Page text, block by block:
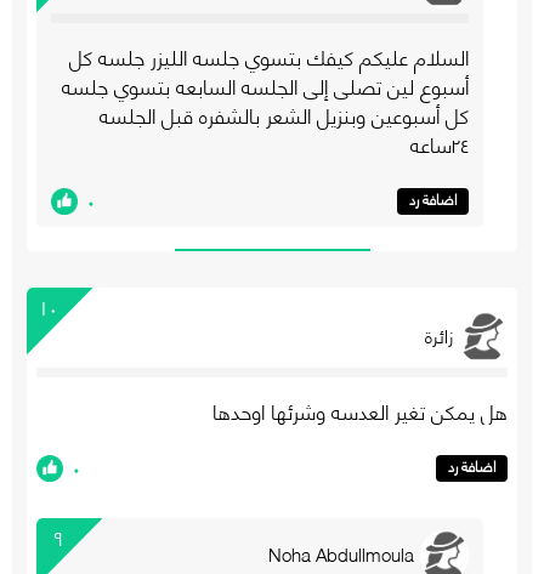
السلام عليكم كيفك بتسوي جلسه الليزر جلسه كل
أسبوع لين تصلى إلى الجلسه السابعه بتسوي جلسه
كل أسبوعين وبنزيل الشعر بالشفره قبل الجلسه
٢٤ساعه
اضافة رد ٠
١٠
زائرة
هل يمكن تغير العدسه وشرئها اوحدها
اضافة رد ٠
٩ Noha Abdullmoula